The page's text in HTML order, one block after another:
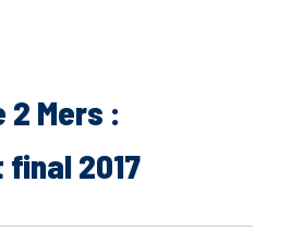
2 Mers :
2017